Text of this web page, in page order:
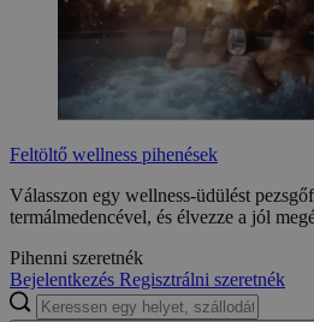
Feltöltő wellness pihenések
Válasszon egy wellness-üdülést
termálmedencével, és élvezze a jól
Pihenni szeretnék
Bejelentkezés Regisztrálni szeretnék